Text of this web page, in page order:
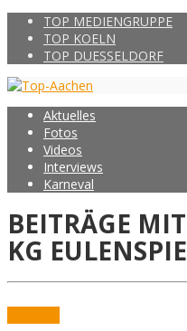
TOP MEDIENGRUPPE
TOP KOELN
TOP DUESSELDORF
Aktuelles
Fotos
Videos
Interviews
Karneval
BEITRÄGE
KG